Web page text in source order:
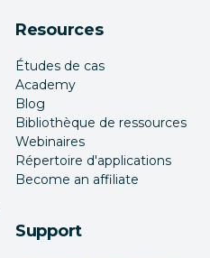
Resources
Études de cas
Academy
Blog
Bibliothèque de ressources
Webinaires
Répertoire d'applications
Become an affiliate
Support